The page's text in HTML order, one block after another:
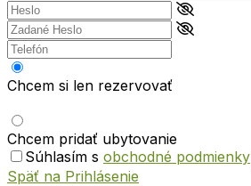
Chcem si len rezervovať
Chcem pridať ubytovanie
Súhlasím s obchodné podmienky
Späť na Prihlásenie